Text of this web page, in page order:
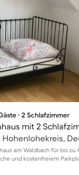
∙ 2 Schlafzimmer
Hohenlohekreis,
am Waldbach für bis zu
und kostenfreiem